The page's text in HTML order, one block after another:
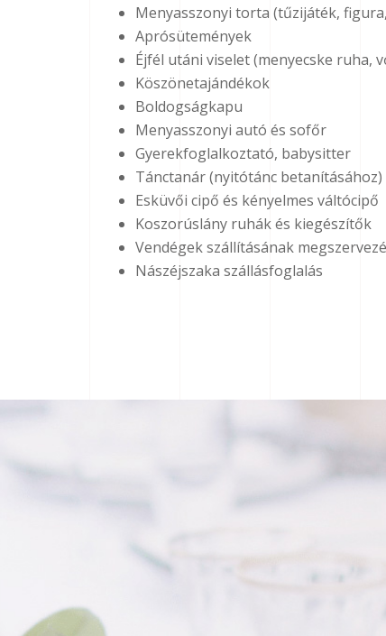
Menyasszonyi torta (tűzijáték,
Aprósütemények
Éjfél utáni viselet (menyecske ruha,
Köszönetajándékok
Boldogságkapu
Menyasszonyi autó és sofőr
Gyerekfoglalkoztató, babysitter
Tánctanár (nyitótánc betanításához)
Esküvői cipő és kényelmes váltócipő
Koszorúslány ruhák és kiegészítők
Vendégek szállításának
Nászéjszaka szállásfoglalás